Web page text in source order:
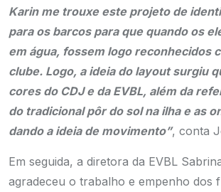
Karin me trouxe este projeto de
para os barcos para que quando os
em água, fossem logo reconhecidos
clube. Logo, a ideia do layout surgiu
cores do CDJ e da EVBL, além da
do tradicional pôr do sol na ilha e as
dando a ideia de movimento”, conta
Em seguida, a diretora da EVBL
agradeceu o trabalho e empenho dos